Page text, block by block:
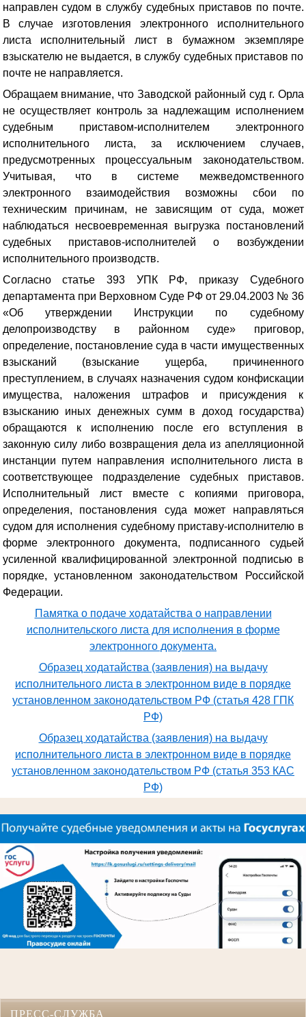
направлен судом в службу судебных приставов по почте.
В случае изготовления электронного исполнительного
листа исполнительный лист в бумажном экземпляре
взыскателю не выдается, в службу судебных приставов по
почте не направляется.
Обращаем внимание, что Заводской районный суд г. Орла
не осуществляет контроль за надлежащим исполнением
судебным приставом-исполнителем электронного
исполнительного листа, за исключением случаев,
предусмотренных процессуальным законодательством.
Учитывая, что в системе межведомственного
электронного взаимодействия возможны сбои по
техническим причинам, не зависящим от суда, может
наблюдаться несвоевременная выгрузка постановлений
судебных приставов-исполнителей о возбуждении
исполнительного производств.
Согласно статье 393 УПК РФ, приказу Судебного
департамента при Верховном Суде РФ от 29.04.2003 № 36
«Об утверждении Инструкции по судебному
делопроизводству в районном суде» приговор,
определение, постановление суда в части имущественных
взысканий (взыскание ущерба, причиненного
преступлением, в случаях назначения судом конфискации
имущества, наложения штрафов и присуждения к
взысканию иных денежных сумм в доход государства)
обращаются к исполнению после его вступления в
законную силу либо возвращения дела из апелляционной
инстанции путем направления исполнительного листа в
соответствующее подразделение судебных приставов.
Исполнительный лист вместе с копиями приговора,
определения, постановления суда может направляться
судом для исполнения судебному приставу-исполнителю в
форме электронного документа, подписанного судьей
усиленной квалифицированной электронной подписью в
порядке, установленном законодательством Российской
Федерации.
Памятка о подаче ходатайства о направлении
исполнительского листа для исполнения в форме
электронного документа.
Образец ходатайства (заявления) на выдачу
исполнительного листа в электронном виде в порядке
установленном законодательством РФ (статья 428 ГПК
РФ)
Образец ходатайства (заявления) на выдачу
исполнительного листа в электронном виде в порядке
установленном законодательством РФ (статья 353 КАС
РФ)
ПРЕСС-СЛУЖБА